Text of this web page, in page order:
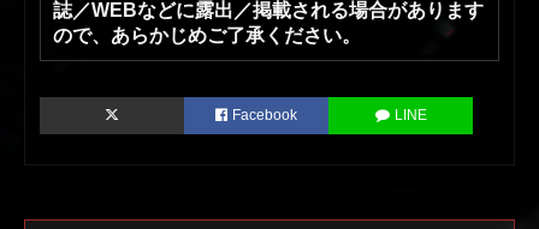
誌／WEBなどに露出／掲載される場合があります
ので、あらかじめご了承ください。
Facebook LINE